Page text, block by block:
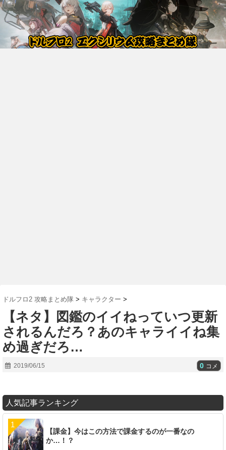
ドルフロ2 攻略まとめ隊 > キャラクター >
【ネタ】図鑑のイイねっていつ更新
されるんだろ？あのキャライイね集
め過ぎだろ…
2019/06/15 0 コメ
人気記事ランキング
【課金】今はこの方法で課金するのが一番なの
か…！？